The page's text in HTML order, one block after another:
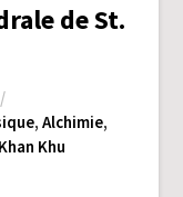
de St.
, Alchimie,
Khu